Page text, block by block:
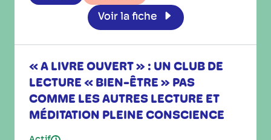
Voir la fiche
« A LIVRE OUVERT » : UN CLUB DE
LECTURE « BIEN-ÊTRE » PAS
COMME LES AUTRES LECTURE ET
MÉDITATION PLEINE CONSCIENCE